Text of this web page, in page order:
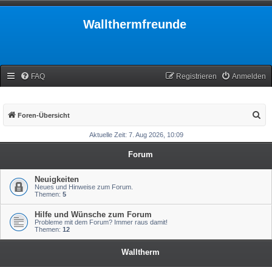
Wallthermfreunde
FAQ Anmelden
Registrieren
Foren-Übersicht
c
Aktuelle Zeit: 7. Aug 2026, 10:09
Forum
Neuigkeiten
Neues und Hinweise zum Forum.
Themen: 5
Hilfe und Wünsche zum Forum
Probleme mit dem Forum? Immer raus damit!
Themen: 12
Walltherm